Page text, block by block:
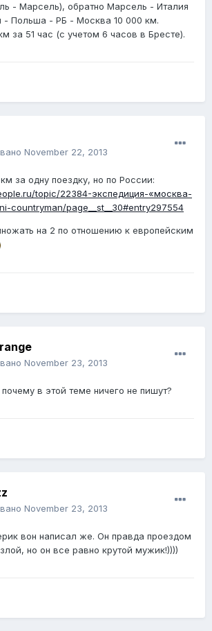
- Марсель), обратно Марсель - Италия
- Польша - РБ - Москва 10 000 км.
за 51 час (с учетом 6 часов в Бресте).
November 22, 2013
за одну поездку, но по России:
topic/22384-экспедиция-«москва-
countryman/page__st__30#entry297554
на 2 по отношению к европейским
November 23, 2013
в этой теме ничего не пишут?
November 23, 2013
вон написал же. Он правда проездом
но он все равно крутой мужик!))))